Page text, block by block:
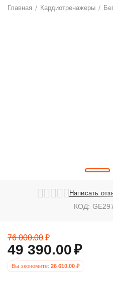
Главная / Кардиотренажеры /
Написать
КОД:
76 000.00 ₽
49 390.00₽
Вы экономите: 26 610.00 ₽